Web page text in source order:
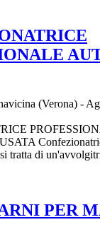
(Verona) -
tratta di
PER